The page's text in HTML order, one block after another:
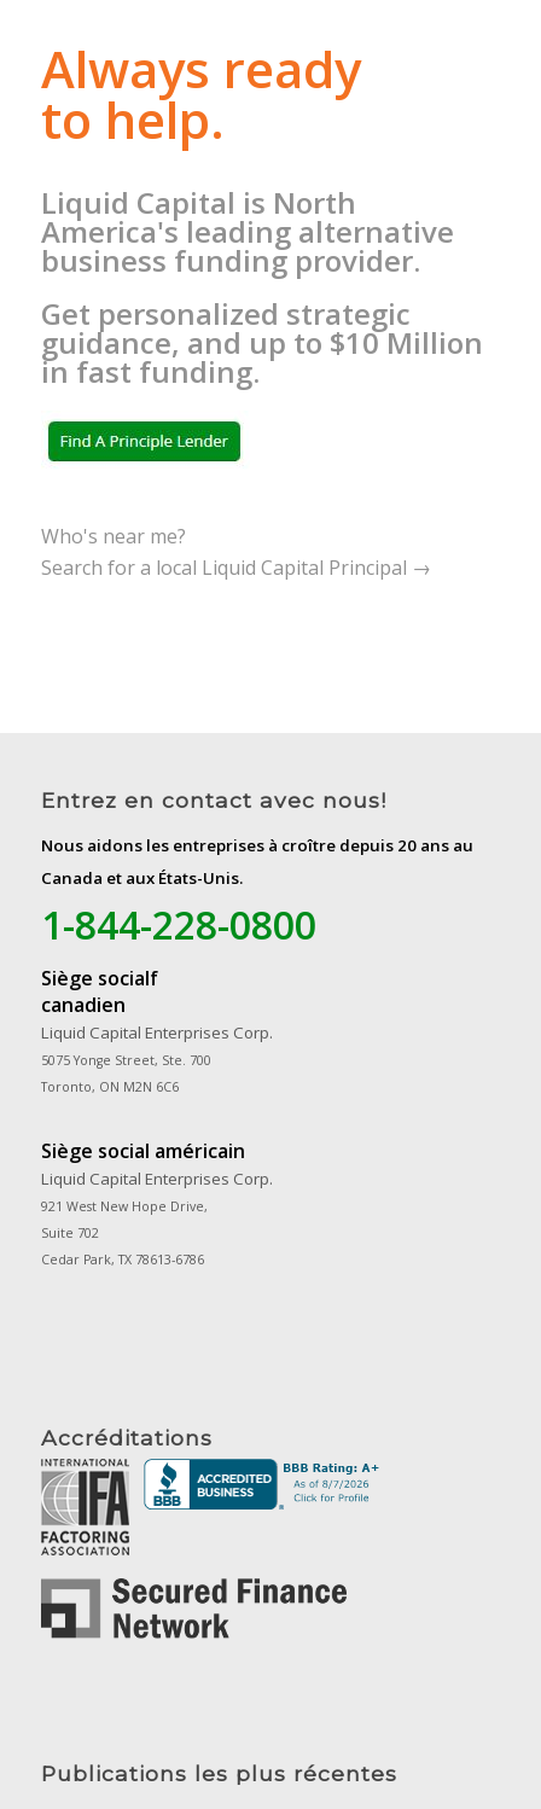
Always ready
to help.
Liquid Capital is North
America's leading alternative
business funding provider.
Get personalized strategic
guidance, and up to $10 Million
in fast funding.
Who's near me?
Search for a local Liquid Capital Principal →
Entrez en contact avec nous!
Nous aidons les entreprises à croître depuis 20 ans au
Canada et aux États-Unis.
1-844-228-0800
Siège socialf
canadien
Liquid Capital Enterprises Corp.
5075 Yonge Street, Ste. 700
Toronto, ON M2N 6C6
Siège social américain
Liquid Capital Enterprises Corp.
921 West New Hope Drive,
Suite 702
Cedar Park, TX 78613-6786
Accréditations
Publications les plus récentes